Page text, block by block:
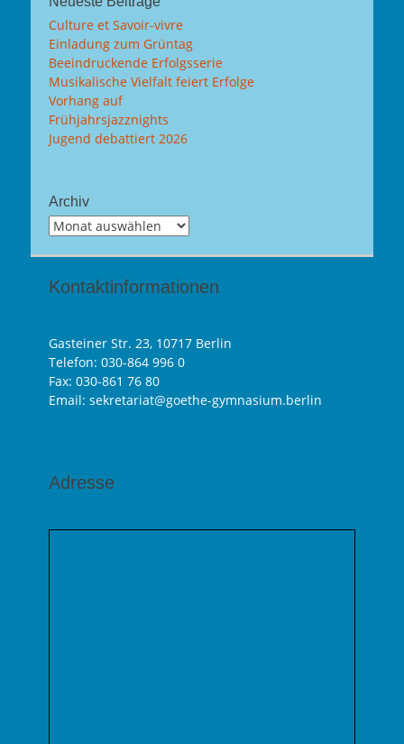
Culture et Savoir-vivre
Einladung zum Grüntag
Beeindruckende Erfolgsserie
Musikalische Vielfalt feiert Erfolge
Vorhang auf
Frühjahrsjazznights
Jugend debattiert 2026
Archiv
Archiv
Kontaktinformationen
Gasteiner Str. 23, 10717 Berlin
Telefon: 030-864 996 0
Fax: 030-861 76 80
Email: sekretariat@goethe-gymnasium.berlin
Adresse